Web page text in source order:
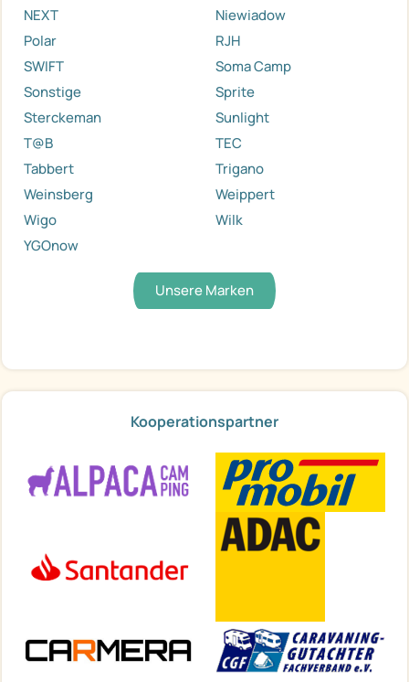
NEXT
Niewiadow
Polar
RJH
SWIFT
Soma Camp
Sonstige
Sprite
Sterckeman
Sunlight
T@B
TEC
Tabbert
Trigano
Weinsberg
Weippert
Wigo
Wilk
YGOnow
Unsere Marken
Kooperationspartner